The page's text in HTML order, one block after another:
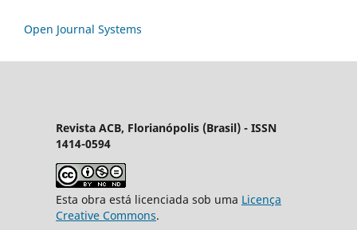
Open Journal Systems
Revista ACB, Florianópolis (Brasil) - ISSN
1414-0594
Esta obra está licenciada sob uma Licença
Creative Commons.